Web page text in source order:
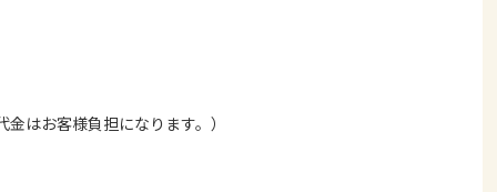
はお客様負担になります。）